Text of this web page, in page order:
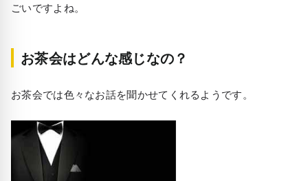
ごいですよね。
お茶会はどんな感じなの？
お茶会では色々なお話を聞かせてくれるようです。